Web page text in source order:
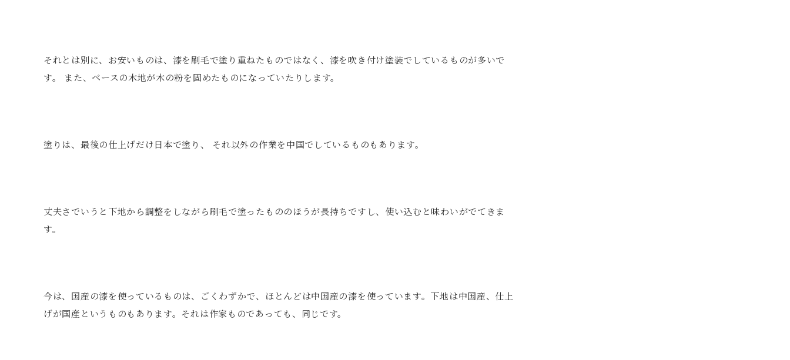
それとは別に、お安いものは、漆を刷毛で塗り重ねたものではなく、漆を吹き付け塗装でしているものが多いで
す。 また、ベースの木地が木の粉を固めたものになっていたりします。
塗りは、最後の仕上げだけ日本で塗り、 それ以外の作業を中国でしているものもあります。
丈夫さでいうと下地から調整をしながら刷毛で塗ったもののほうが長持ちですし、使い込むと味わいがでてきま
す。
今は、国産の漆を使っているものは、ごくわずかで、ほとんどは中国産の漆を使っています。下地は中国産、仕上
げが国産というものもあります。それは作家ものであっても、同じです。